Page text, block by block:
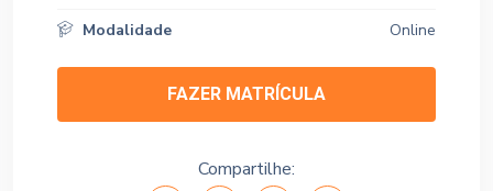
Modalidade
Online
FAZER MATRÍCULA
Compartilhe: